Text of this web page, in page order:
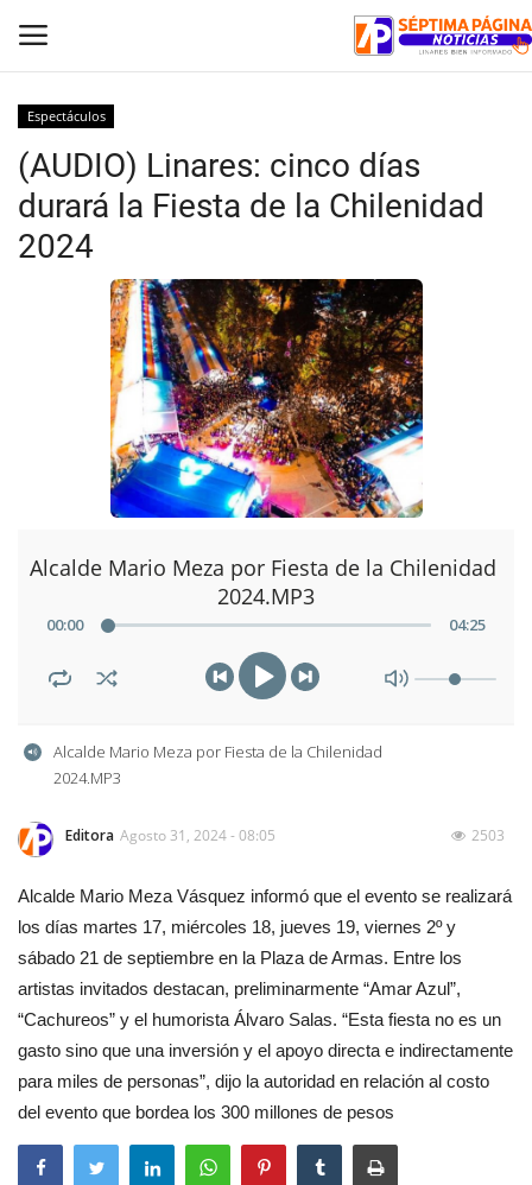
Inicio
Crónica
Tribunales
Espectáculos
Espectáculos
(AUDIO) Linares: cinco días
durará la Fiesta de la Chilenidad
2024
Alcalde Mario Meza por Fiesta de la Chilenidad
2024.MP3
00:00 04:25
Alcalde Mario Meza por Fiesta de la Chilenidad
2024.MP3
Editora Agosto 31, 2024 - 08:05 2503
Alcalde Mario Meza Vásquez informó que el evento se realizará
los días martes 17, miércoles 18, jueves 19, viernes 2º y
sábado 21 de septiembre en la Plaza de Armas. Entre los
artistas invitados destacan, preliminarmente “Amar Azul”,
“Cachureos” y el humorista Álvaro Salas. “Esta fiesta no es un
gasto sino que una inversión y el apoyo directa e indirectamente
para miles de personas”, dijo la autoridad en relación al costo
del evento que bordea los 300 millones de pesos